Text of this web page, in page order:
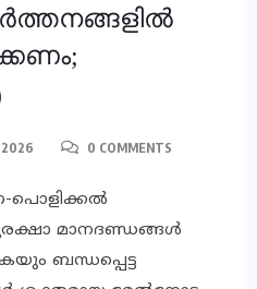
2026 0 COMMENTS
പൊളിക്കല്‍
മാനദണ്ഡങ്ങള്‍
ബന്ധപ്പെട്ട